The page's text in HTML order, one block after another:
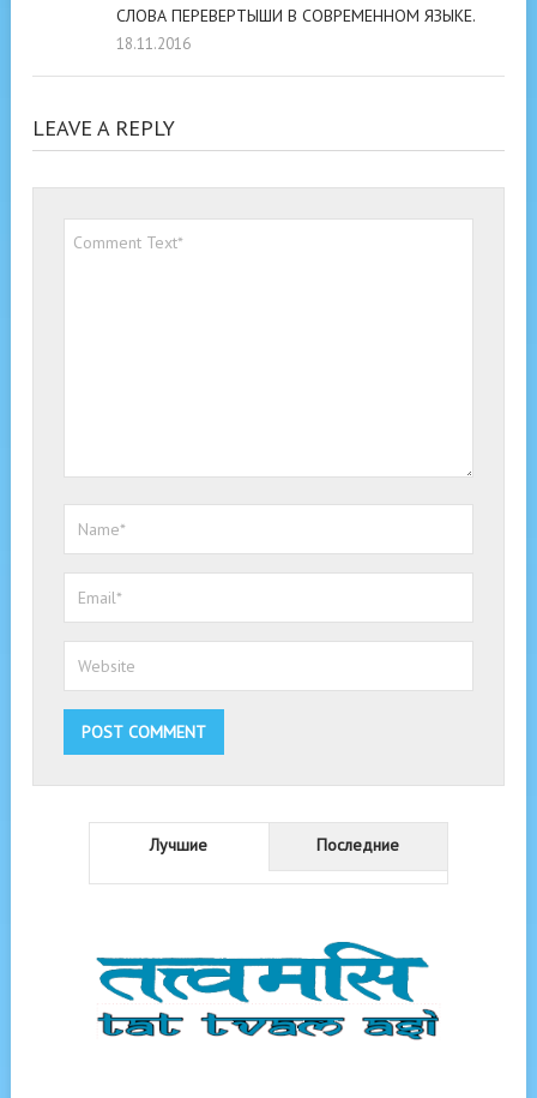
СЛОВА ПЕРЕВЕРТЫШИ В СОВРЕМЕННОМ ЯЗЫКЕ.
18.11.2016
LEAVE A REPLY
Лучшие Последние